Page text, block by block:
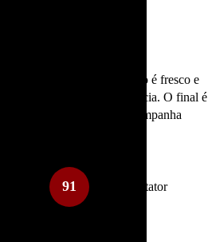
Na boca, o vinho é fresco e
contribui para a sua elegância. O final é
qualidade do vinho. Acompanha
91 Wine Spectator